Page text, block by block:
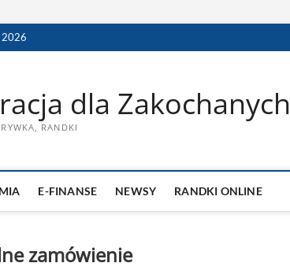
2026
dla Zakochanych
RANDKI
E-FINANSE NEWSY RANDKI ONLINE
zamówienie